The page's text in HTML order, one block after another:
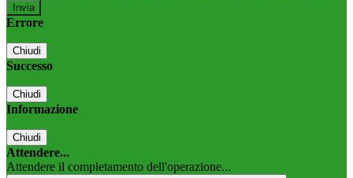
Errore
Chiudi
Successo
Chiudi
Informazione
Chiudi
Attendere...
Attendere il completamento dell'operazione...